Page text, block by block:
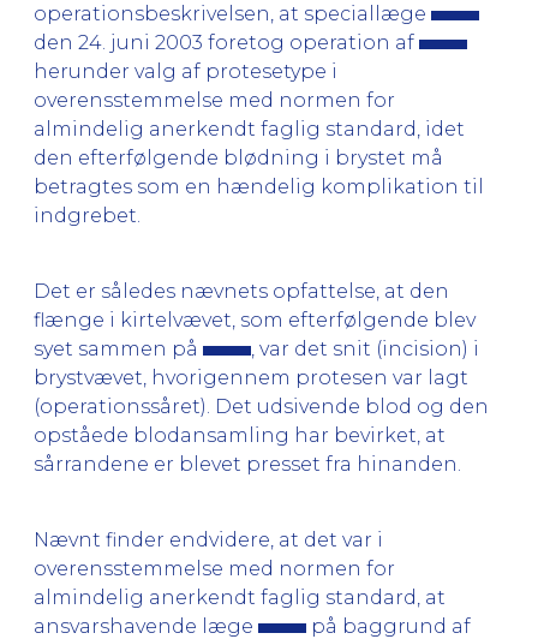
operationsbeskrivelsen, at speciallæge
den 24. juni 2003 foretog operation af
herunder valg af protesetype i
overensstemmelse med normen for
almindelig anerkendt faglig standard, idet
den efterfølgende blødning i brystet må
betragtes som en hændelig komplikation til
indgrebet.
Det er således nævnets opfattelse, at den
flænge i kirtelvævet, som efterfølgende blev
syet sammen på
, var det snit (incision) i
brystvævet, hvorigennem protesen var lagt
(operationssåret). Det udsivende blod og den
opståede blodansamling har bevirket, at
sårrandene er blevet presset fra hinanden.
Nævnt finder endvidere, at det var i
overensstemmelse med normen for
almindelig anerkendt faglig standard, at
ansvarshavende læge
på baggrund af